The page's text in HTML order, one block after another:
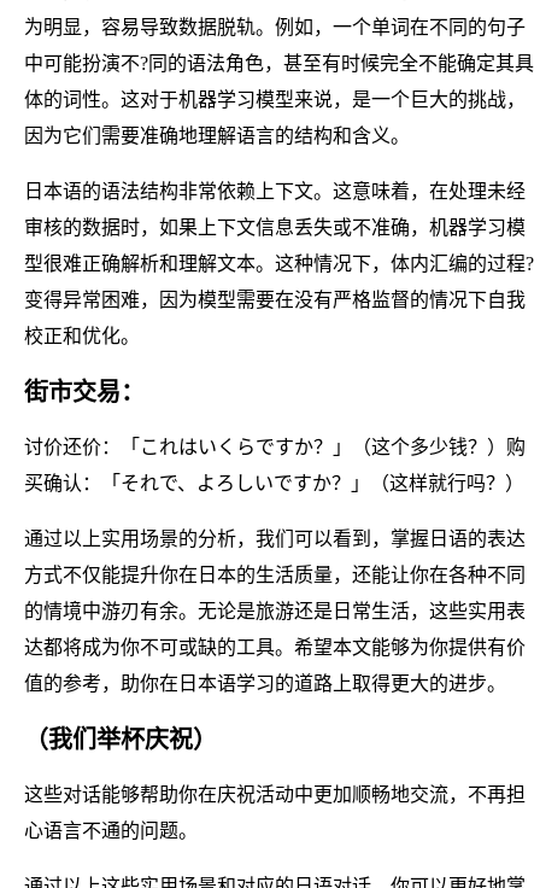
为明显，容易导致数据脱轨。例如，一个单词在不同的句子
中可能扮演不?同的语法角色，甚至有时候完全不能确定其具
体的词性。这对于机器学习模型来说，是一个巨大的挑战，
因为它们需要准确地理解语言的结构和含义。
日本语的语法结构非常依赖上下文。这意味着，在处理未经
审核的数据时，如果上下文信息丢失或不准确，机器学习模
型很难正确解析和理解文本。这种情况下，体内汇编的过程?
变得异常困难，因为模型需要在没有严格监督的情况下自我
校正和优化。
街市交易：
讨价还价：「これはいくらですか？」（这个多少钱？）购
买确认：「それで、よろしいですか？」（这样就行吗？）
通过以上实用场景的分析，我们可以看到，掌握日语的表达
方式不仅能提升你在日本的生活质量，还能让你在各种不同
的情境中游刃有余。无论是旅游还是日常生活，这些实用表
达都将成为你不可或缺的工具。希望本文能够为你提供有价
值的参考，助你在日本语学习的道路上取得更大的进步。
（我们举杯庆祝）
这些对话能够帮助你在庆祝活动中更加顺畅地交流，不再担
心语言不通的问题。